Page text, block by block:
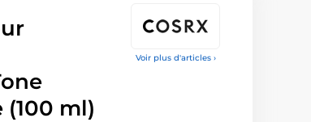
Voir plus d'articles ›
(100 ml)